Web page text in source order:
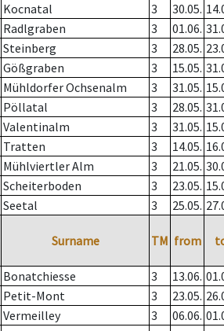
Kocnatal 3 30.05.
Radlgraben 3 01.06.
Steinberg 3 28.05.
Gößgraben 3 15.05.
Mühldorfer Ochsenalm 3 31.05.
Pöllatal 3 28.05.
Valentinalm 3 31.05.
Tratten 3 14.05.
Mühlviertler Alm 3 21.05.
Scheiterboden 3 23.05.
Seetal 3 25.05.
Surname TM from
Bonatchiesse 3 13.06.
Petit-Mont 3 23.05.
Vermeilley 3 06.06.